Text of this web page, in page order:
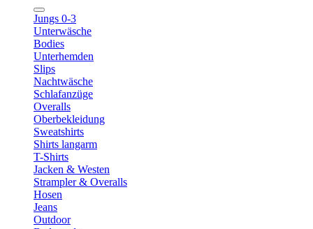
Jungs 0-3
Unterwäsche
Bodies
Unterhemden
Slips
Nachtwäsche
Schlafanzüge
Overalls
Oberbekleidung
Sweatshirts
Shirts langarm
T-Shirts
Jacken & Westen
Strampler & Overalls
Hosen
Jeans
Outdoor